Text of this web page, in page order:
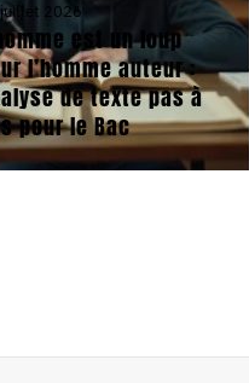
2026
est un loup
l’homme auteur :
de texte pas à
pour le Bac